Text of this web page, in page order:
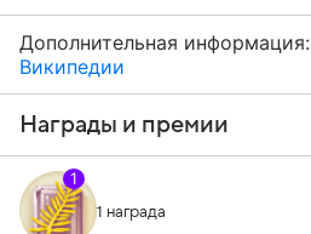
Награды и премии
1
1 награда
Дополнительная информация:
Википедии